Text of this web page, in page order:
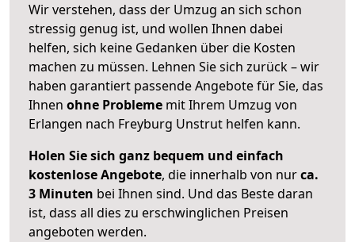
Wir verstehen, dass der Umzug an sich schon
stressig genug ist, und wollen Ihnen dabei
helfen, sich keine Gedanken über die Kosten
machen zu müssen. Lehnen Sie sich zurück – wir
haben garantiert passende Angebote für Sie, das
Ihnen ohne Probleme mit Ihrem Umzug von
Erlangen nach Freyburg Unstrut helfen kann.
Holen Sie sich ganz bequem und einfach
kostenlose Angebote, die innerhalb von nurca.
3 Minuten bei Ihnen sind. Und das Beste daran
ist, dass all dies zu erschwinglichen Preisen
angeboten werden.